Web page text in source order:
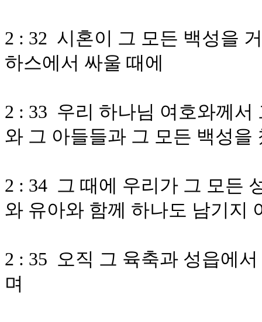
2 : 32 시혼이 그 모든 백성을
하스에서 싸울 때에
2 : 33 우리 하나님 여호와께
와 그 아들들과 그 모든 백성을
2 : 34 그 때에 우리가 그 모든
와 유아와 함께 하나도 남기지
2 : 35 오직 그 육축과 성읍에
며